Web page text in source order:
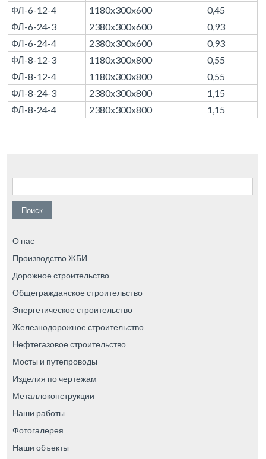
ФЛ-6-12-4
1180x300x600
0,45
ФЛ-6-24-3
2380x300x600
0,93
ФЛ-6-24-4
2380x300x600
0,93
ФЛ-8-12-3
1180x300x800
0,55
ФЛ-8-12-4
1180x300x800
0,55
ФЛ-8-24-3
2380x300x800
1,15
ФЛ-8-24-4
2380x300x800 1,15
Найти:
О нас
Производство ЖБИ
Дорожное строительство
Общегражданское строительство
Энергетическое строительство
Железнодорожное строительство
Нефтегазовое строительство
Мосты и путепроводы
Изделия по чертежам
Металлоконструкции
Наши работы
Фотогалерея
Наши объекты